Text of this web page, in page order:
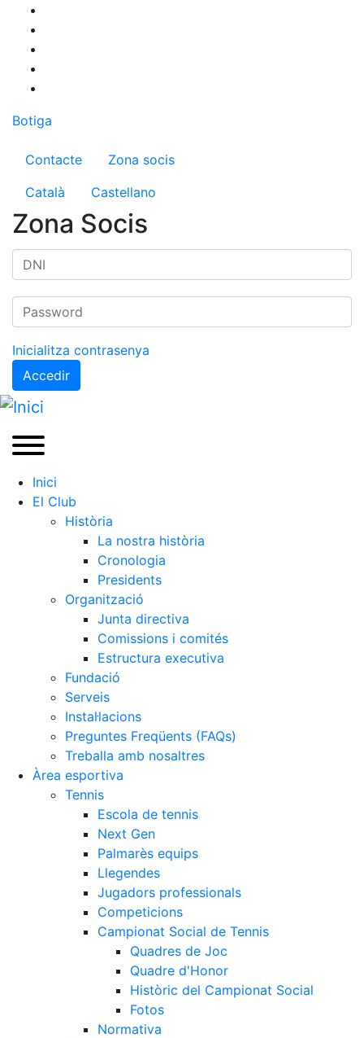
contingut
Botiga
Menú del compte d'usuari
Contacte
Zona socis
Català
Castellano
Zona Socis
Inicialitza contrasenya
Accedir
Inici
El Club
Història
La nostra història
Cronologia
Presidents
Organització
Junta directiva
Comissions i comités
Estructura executiva
Fundació
Serveis
Instal·lacions
Preguntes Freqüents (FAQs)
Treballa amb nosaltres
Àrea esportiva
Tennis
Escola de tennis
Next Gen
Palmarès equips
Llegendes
Jugadors professionals
Competicions
Campionat Social de Tennis
Quadres de Joc
Quadre d'Honor
Històric del Campionat Social
Fotos
Normativa